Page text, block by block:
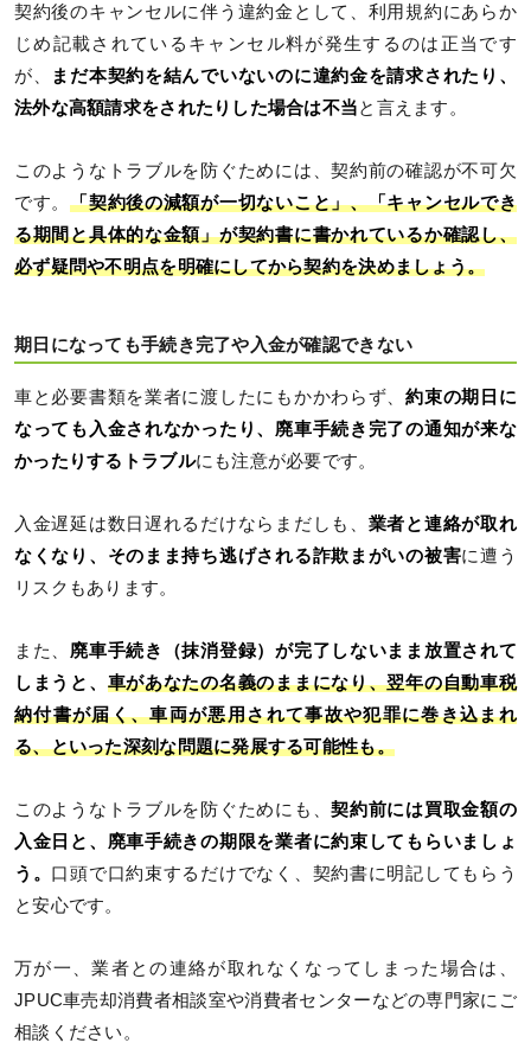
契約後のキャンセルに伴う違約金として、利用規約にあらか
じめ記載されているキャンセル料が発生するのは正当です
が、
まだ本契約を結んでいないのに違約金を請求されたり、
法外な高額請求をされたりした場合は不当と言えます。
このようなトラブルを防ぐためには、契約前の確認が不可欠
です。「契約後の減額が一切ないこと」、「キャンセルでき
る期間と具体的な金額」が契約書に書かれているか確認し、
必ず疑問や不明点を明確にしてから契約を決めましょう。
期日になっても手続き完了や入金が確認できない
車と必要書類を業者に渡したにもかかわらず、約束の期日に
なっても入金されなかったり、廃車手続き完了の通知が来な
かったりするトラブルにも注意が必要です。
入金遅延は数日遅れるだけならまだしも、 業者と連絡が取れ
なくなり、そのまま持ち逃げされる詐欺まがいの被害に遭う
リスクもあります。
また、 廃車手続き（抹消登録）が完了しないまま放置されて
しまうと、 車があなたの名義のままになり、翌年の自動車税
納付書が届く、車両が悪用されて事故や犯罪に巻き込まれ
る、といった深刻な問題に発展する可能性も。
このようなトラブルを防ぐためにも、契約前には買取金額の
入金日と、廃車手続きの期限を業者に約束してもらいましょ
う。 口頭で口約束するだけでなく、契約書に明記してもらう
と安心です。
万が一、業者との連絡が取れなくなってしまった場合は、
JPUC車売却消費者相談室や消費者センターなどの専門家にご
相談ください。